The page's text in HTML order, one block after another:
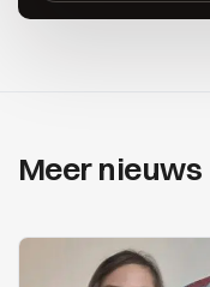
Meer nieuws